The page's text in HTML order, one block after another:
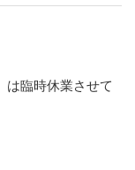
は臨時休業させて